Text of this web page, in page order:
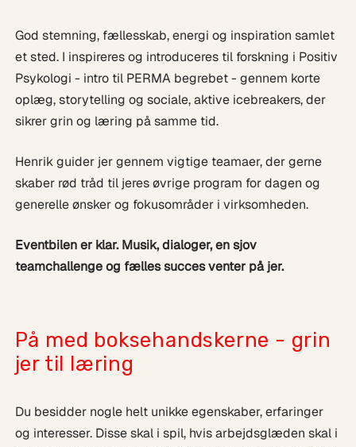
God stemning, fællesskab, energi og inspiration samlet
et sted. I inspireres og introduceres til forskning i Positiv
Psykologi - intro til PERMA begrebet - gennem korte
oplæg, storytelling og sociale, aktive icebreakers, der
sikrer grin og læring på samme tid.
Henrik guider jer gennem vigtige teamaer, der gerne
skaber rød tråd til jeres øvrige program for dagen og
generelle ønsker og fokusområder i virksomheden.
Eventbilen er klar. Musik, dialoger, en sjov
teamchallenge og fælles succes venter på jer.
På med boksehandskerne - grin
jer til læring
Du besidder nogle helt unikke egenskaber, erfaringer
og interesser. Disse skal i spil, hvis arbejdsglæden skal i